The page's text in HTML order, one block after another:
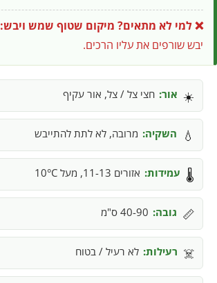
❌ למי לא מתאים? מיקום שטוף שמש ויבש:
יבש שורפים את עליו הרכים.
☀️ אור: חצי צל / צל, אור עקיף
💧 השקיה: מרובה, לא לתת להתייבש
🌡️ עמידות: אזורים 11-13, מעל 10°C
📏 גובה: 40-90 ס"מ
☠️ רעילות: לא רעיל / בטוח